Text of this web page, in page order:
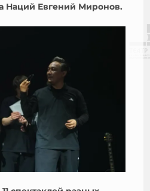
Наций Евгений Миронов.